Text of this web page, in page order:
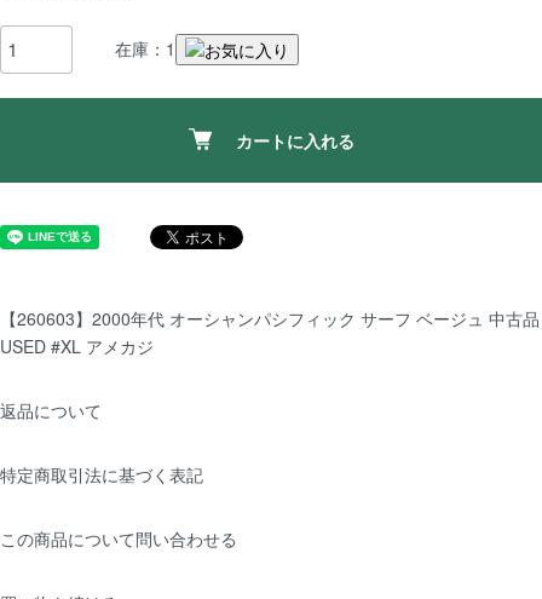
在庫：1
カートに入れる
【260603】2000年代 オーシャンパシフィック サーフ ベージュ 中古品
USED #XL アメカジ
返品について
特定商取引法に基づく表記
この商品について問い合わせる